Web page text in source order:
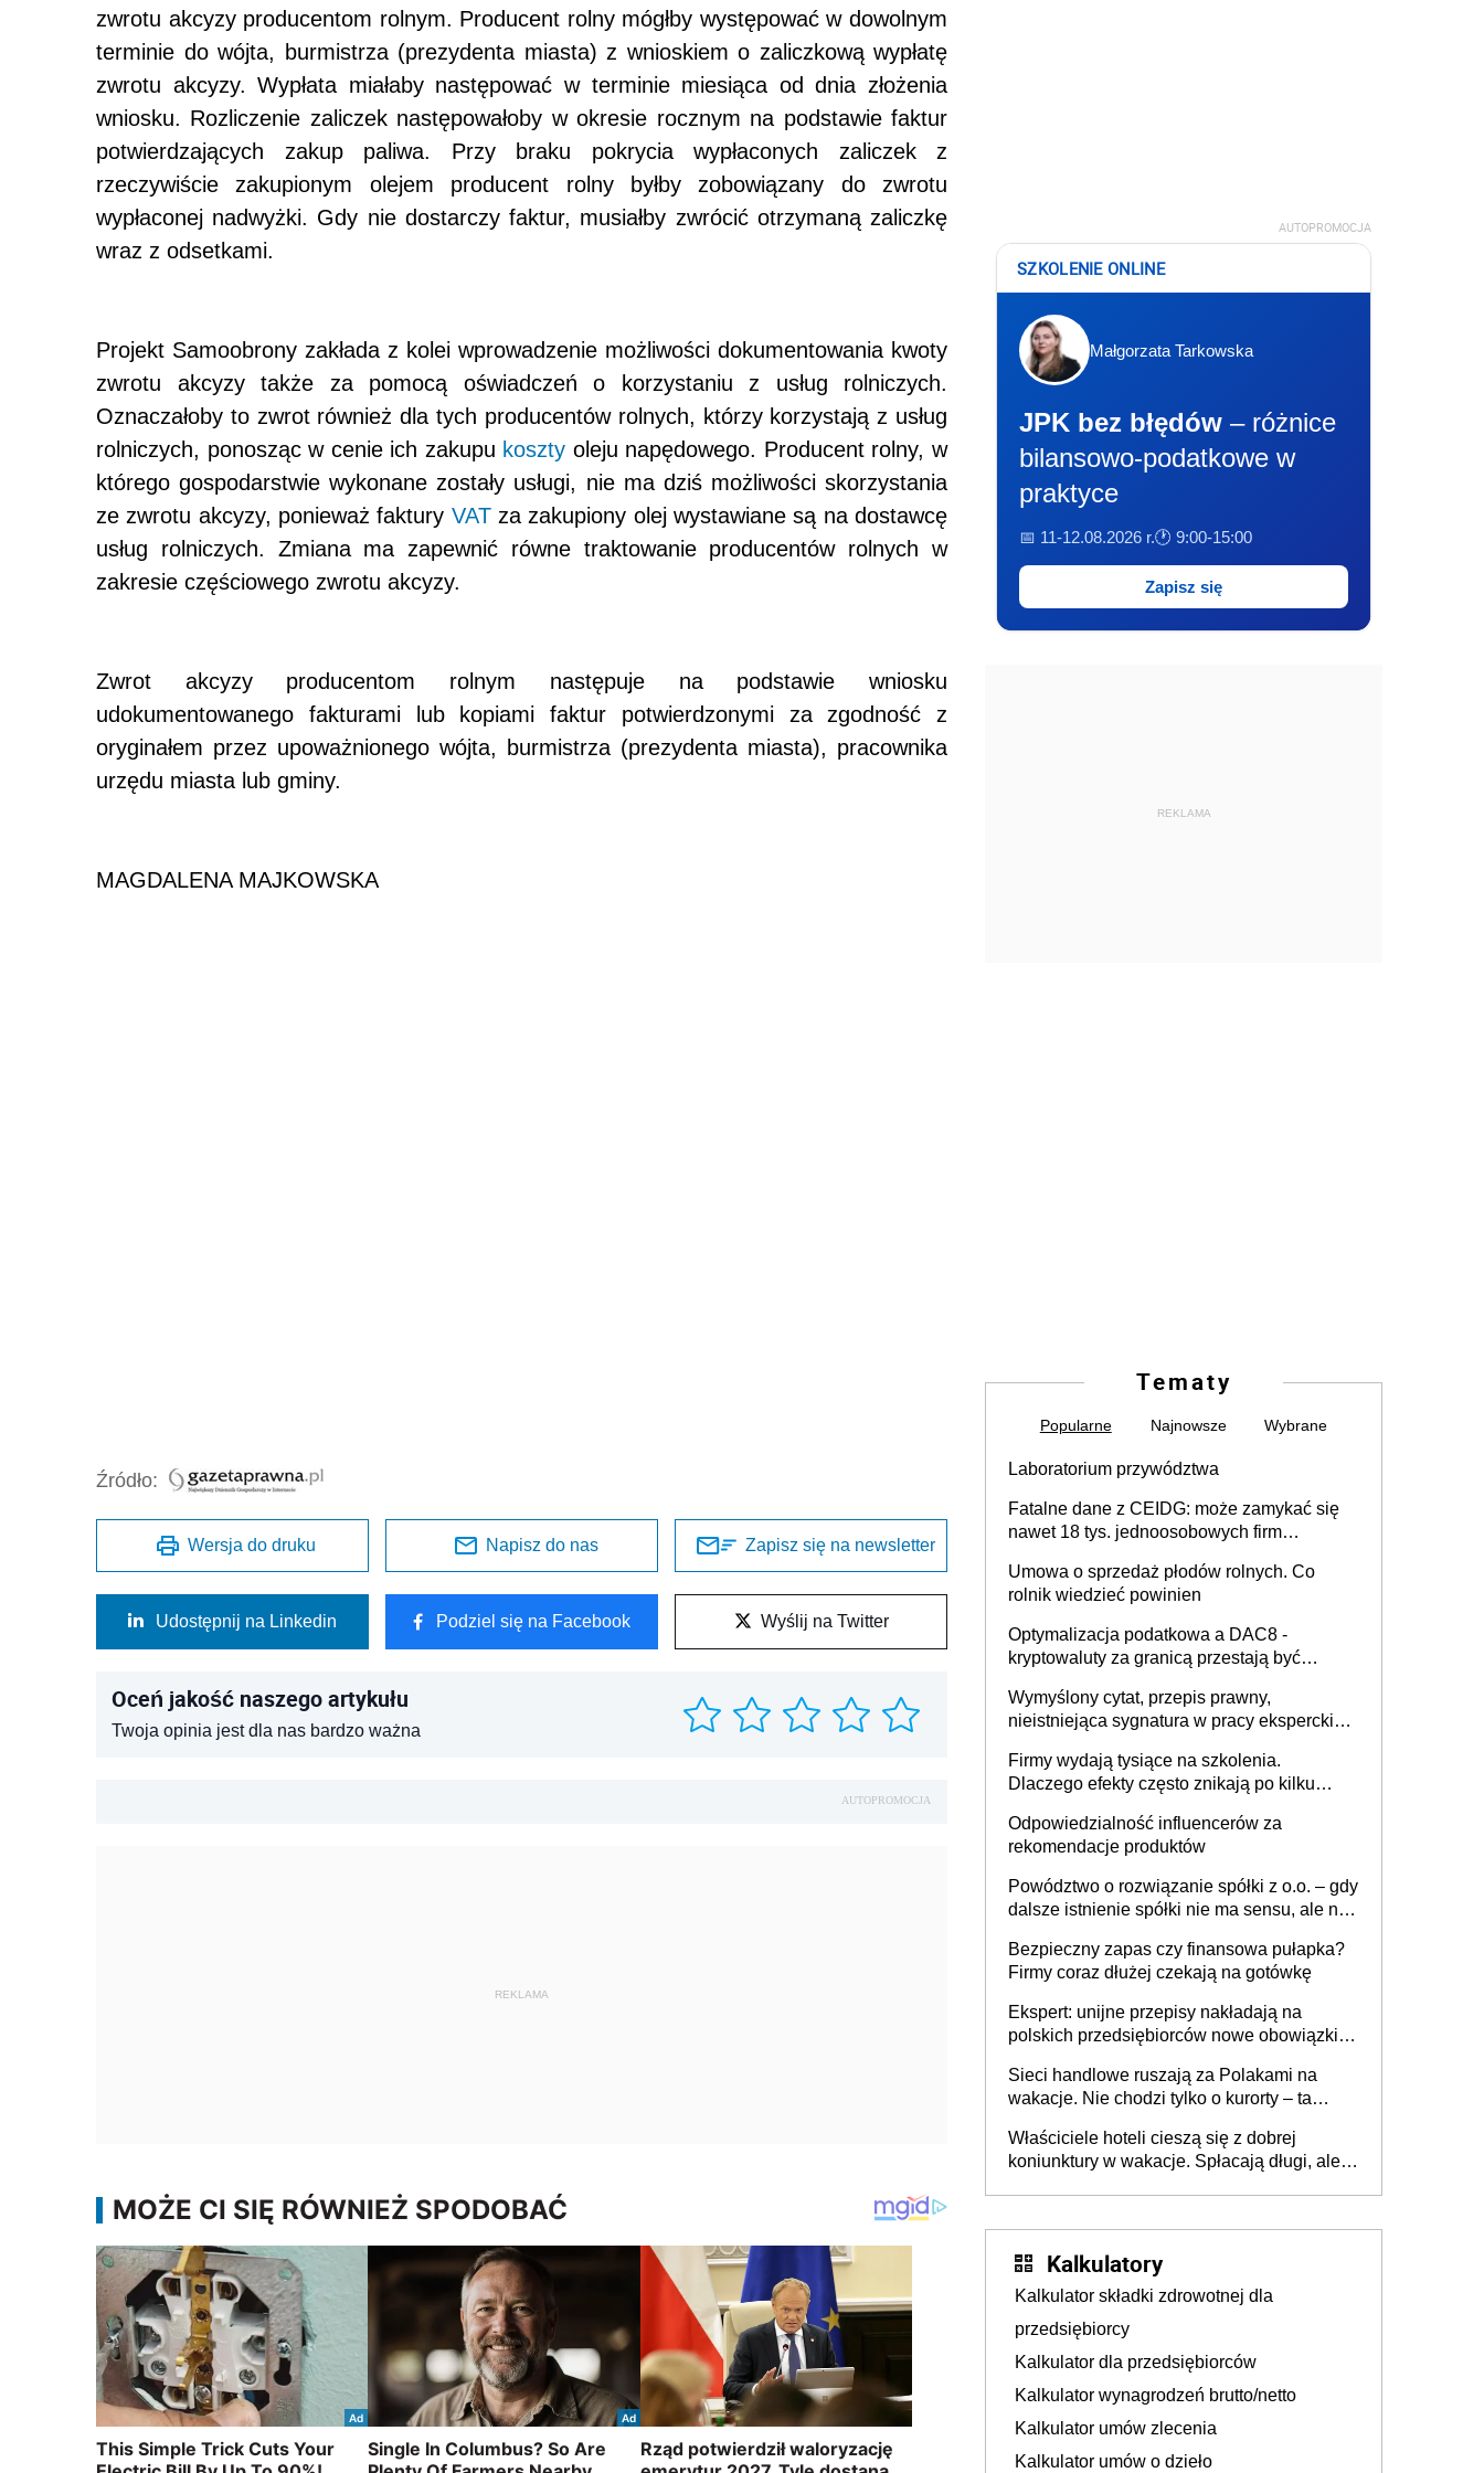
zwrotu akcyzy producentom rolnym. Producent rolny mógłby występować w dowolnym
terminie do wójta, burmistrza (prezydenta miasta) z wnioskiem o zaliczkową wypłatę
zwrotu akcyzy. Wypłata miałaby następować w terminie miesiąca od dnia złożenia
wniosku. Rozliczenie zaliczek następowałoby w okresie rocznym na podstawie faktur
potwierdzających zakup paliwa. Przy braku pokrycia wypłaconych zaliczek z
rzeczywiście zakupionym olejem producent rolny byłby zobowiązany do zwrotu
wypłaconej nadwyżki. Gdy nie dostarczy faktur, musiałby zwrócić otrzymaną zaliczkę
wraz z odsetkami.
Projekt Samoobrony zakłada z kolei wprowadzenie możliwości dokumentowania kwoty
zwrotu akcyzy także za pomocą oświadczeń o korzystaniu z usług rolniczych.
Oznaczałoby to zwrot również dla tych producentów rolnych, którzy korzystają z usług
rolniczych, ponosząc w cenie ich zakupu koszty oleju napędowego. Producent rolny, w
którego gospodarstwie wykonane zostały usługi, nie ma dziś możliwości skorzystania
ze zwrotu akcyzy, ponieważ faktury VATza zakupiony olej wystawiane są na dostawcę
usług rolniczych. Zmiana ma zapewnić równe traktowanie producentów rolnych w
zakresie częściowego zwrotu akcyzy.
Zwrot akcyzy producentom rolnym następuje na podstawie wniosku
udokumentowanego fakturami lub kopiami faktur potwierdzonymi za zgodność z
oryginałem przez upoważnionego wójta, burmistrza (prezydenta miasta), pracownika
urzędu miasta lub gminy.
MAGDALENA MAJKOWSKA
Źródło:
Wersja do druku Napisz do nas Zapisz się na newsletter
Udostępnij na Linkedin Podziel się na Facebook Wyślij na Twitter
Oceń jakość naszego artykułu
Twoja opinia jest dla nas bardzo ważna
AUTOPROMOCJA
REKLAMA
AUTOPROMOCJA
SZKOLENIE ONLINE
Małgorzata Tarkowska
JPK bez błędów – różnice
bilansowo-podatkowe w
praktyce
📅 11-12.08.2026 r.🕐 9:00-15:00
Zapisz się
REKLAMA
Tematy
Popularne Najnowsze Wybrane
Laboratorium przywództwa
Fatalne dane z CEIDG: może zamykać się
nawet 18 tys. jednoosobowych firm
Umowa o sprzedaż płodów rolnych. Co
rolnik wiedzieć powinien
Optymalizacja podatkowa a DAC8 -
kryptowaluty za granicą przestają być
Wymyślony cytat, przepis prawny,
nieistniejąca sygnatura w pracy eksperckiej -
firmie
Firmy wydają tysiące na szkolenia.
Dlaczego efekty często znikają po kilku
Odpowiedzialność influencerów za
rekomendacje produktów
Powództwo o rozwiązanie spółki z o.o. – gdy
dalsze istnienie spółki nie ma sensu, ale nie
Bezpieczny zapas czy finansowa pułapka?
Firmy coraz dłużej czekają na gotówkę
Ekspert: unijne przepisy nakładają na
polskich przedsiębiorców nowe obowiązki w
Sieci handlowe ruszają za Polakami na
wakacje. Nie chodzi tylko o kurorty – ta
tam, gdzie wielu spędzi urlop po cichu
Właściciele hoteli cieszą się z dobrej
koniunktury w wakacje. Spłacają długi, ale
Kalkulatory
Kalkulator składki zdrowotnej dla
przedsiębiorcy
Kalkulator dla przedsiębiorców
Kalkulator wynagrodzeń brutto/netto
Kalkulator umów zlecenia
Kalkulator umów o dzieło